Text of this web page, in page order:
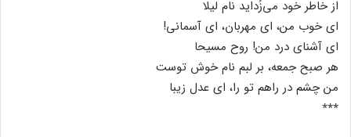
از خاطر خود می‌زُداید نام لیلا
ای خوب من، ای مهربان، ای آسمانی!
ای آشنای درد من! روح مسیحا
هر صبح جمعه، بر لبم نام خوش توست
من چشم در راهم تو را، ای عدل زیبا
٭٭٭